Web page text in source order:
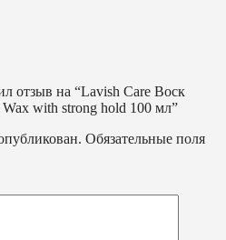
отзыв на “Lavish Care Воск
with strong hold 100 мл”
Обязательные поля